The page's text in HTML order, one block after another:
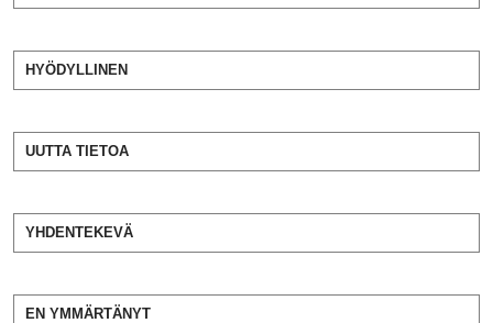
HYÖDYLLINEN
UUTTA TIETOA
YHDENTEKEVÄ
EN YMMÄRTÄNYT